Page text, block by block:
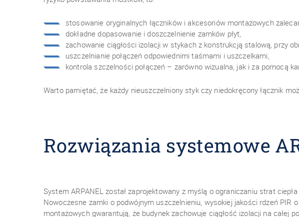
stosowanie oryginalnych łączników i akcesoriów montażowych
dokładne dopasowanie i doszczelnienie zamków płyt,
zachowanie ciągłości izolacji w stykach z konstrukcją stalową, przy
uszczelnianie połączeń odpowiednimi taśmami i uszczelkami,
kontrola szczelności połączeń – zarówno wizualna, jak i za pomocą
Warto pamiętać, że każdy nieuszczelniony styk czy niedokręcony łącznik
Rozwiązania systemowe
System ARPANEL został zaprojektowany z myślą o ograniczaniu strat
Nowoczesne zamki o podwójnym uszczelnieniu, wysokiej jakości rdzeń PIR
montażowych gwarantują, że budynek zachowuje ciągłość izolacji na całej